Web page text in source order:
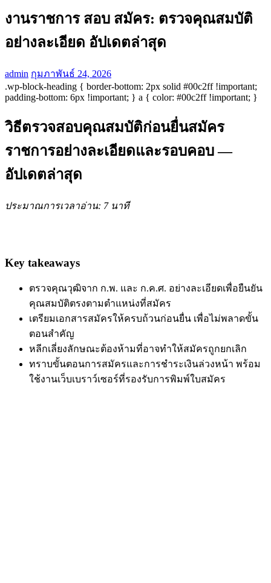
งานราชการ สอบ สมัคร: ตรวจคุณสมบัติ
อย่างละเอียด อัปเดตล่าสุด
admin กุมภาพันธ์ 24, 2026
.wp-block-heading { border-bottom: 2px solid #00c2ff !important;
padding-bottom: 6px !important; } a { color: #00c2ff !important; }
วิธีตรวจสอบคุณสมบัติก่อนยื่นสมัคร
ราชการอย่างละเอียดและรอบคอบ —
อัปเดตล่าสุด
ประมาณการเวลาอ่าน: 7 นาที
Key takeaways
ตรวจคุณวุฒิจาก ก.พ. และ ก.ค.ศ. อย่างละเอียดเพื่อยืนยัน
คุณสมบัติตรงตามตำแหน่งที่สมัคร
เตรียมเอกสารสมัครให้ครบถ้วนก่อนยื่น เพื่อไม่พลาดขั้น
ตอนสำคัญ
หลีกเลี่ยงลักษณะต้องห้ามที่อาจทำให้สมัครถูกยกเลิก
ทราบขั้นตอนการสมัครและการชำระเงินล่วงหน้า พร้อม
ใช้งานเว็บเบราว์เซอร์ที่รองรับการพิมพ์ใบสมัคร